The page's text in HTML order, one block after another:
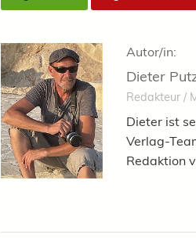
Autor/in:
Dieter
Redakteur /
Dieter ist
Verlag-
Redaktion